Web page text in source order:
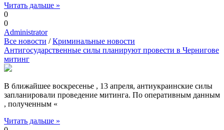
Читать дальше »
0
0
Administrator
Все новости /Криминальные новости
Антигосударственные силы планируют провести в Чернигове
митинг
В ближайшее воскресенье , 13 апреля, антиукраинские силы
запланировали проведение митинга. По оперативным данным
, полученным «
Читать дальше »